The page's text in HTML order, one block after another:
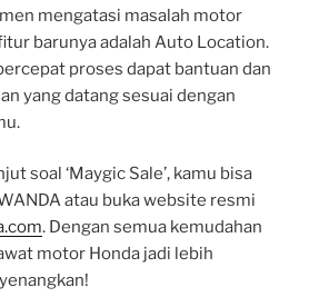
mengatasi masalah motor
barunya adalah Auto Location.
proses dapat bantuan dan
yang datang sesuai dengan
soal ‘Maygic Sale’, kamu bisa
atau buka website resmi
. Dengan semua kemudahan
motor Honda jadi lebih